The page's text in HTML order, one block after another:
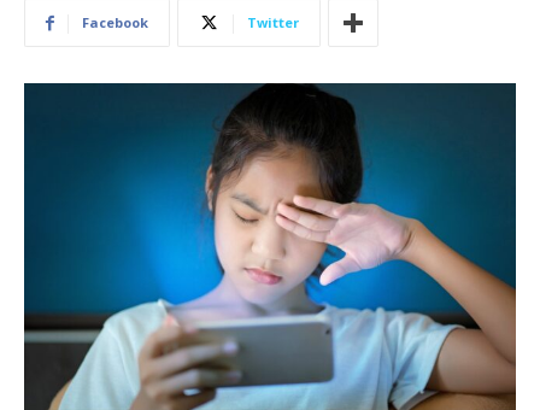
Facebook Twitter